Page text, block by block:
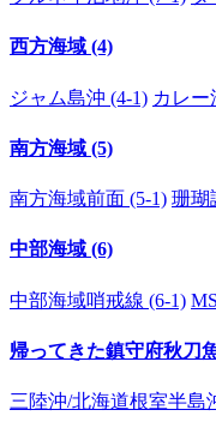
西方海域 (4)
ジャム島沖 (4-1) カレー
南方海域 (5)
南方海域前面 (5-1) 珊瑚
中部海域 (6)
中部海域哨戒線 (6-1)
帰ってきた鎮守府秋刀
三陸沖/北海道根室半島